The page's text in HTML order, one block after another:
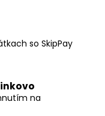
so SkipPay
na